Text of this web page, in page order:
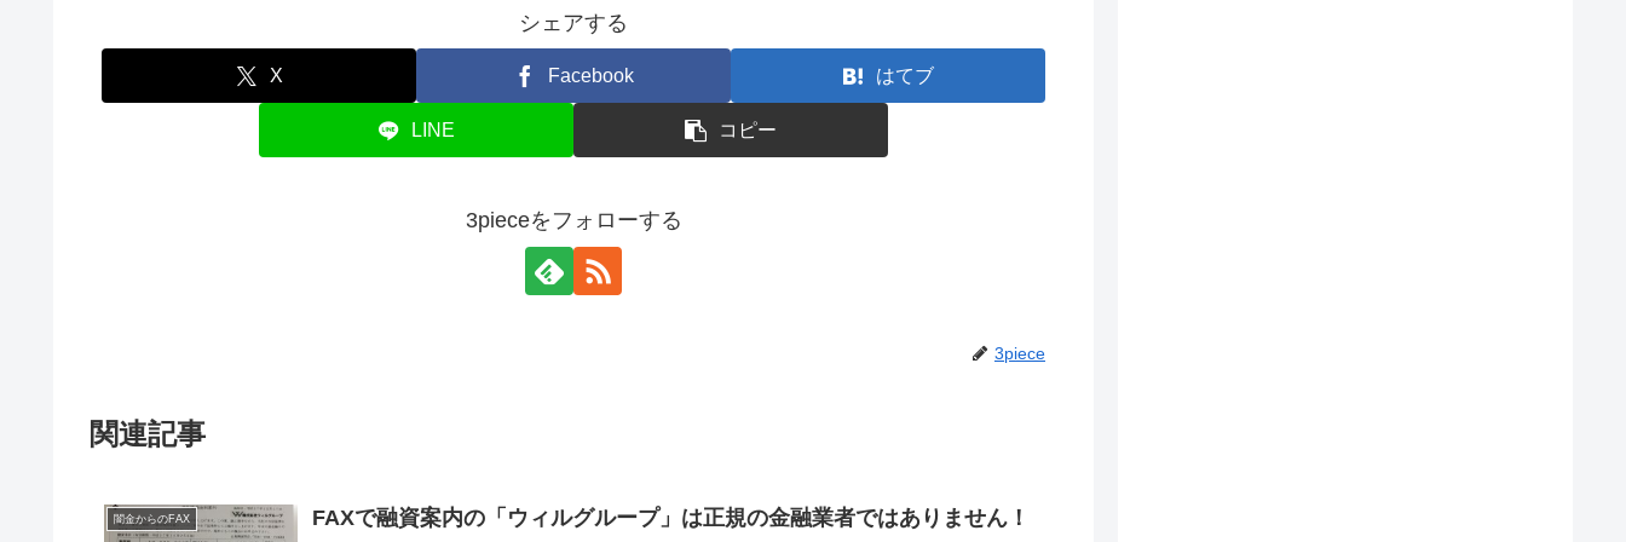
シェアする
X Facebook はてブ
LINE コピー
3pieceをフォローする
3piece
関連記事
闇金からのFAX FAXで融資案内の「ウィルグループ」は正規の金融業者ではありません！